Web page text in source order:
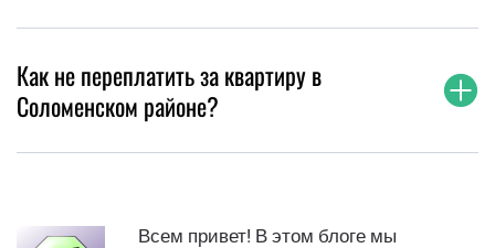
Как не переплатить за квартиру в
Соломенском районе?
Всем привет! В этом блоге мы